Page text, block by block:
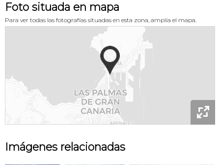
Foto situada en mapa
Para ver todas las fotografías situadas en esta zona, amplía el mapa.

Imágenes relacionadas